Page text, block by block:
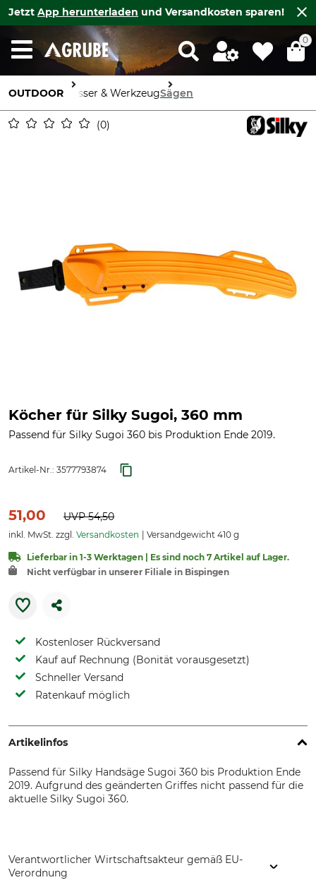
Jetzt App herunterladen und Versandkosten sparen!
0
OUTDOOR Messer & WerkzeugSägen
0
Köcher für Silky Sugoi, 360 mm
Passend für Silky Sugoi 360 bis Produktion Ende 2019.
Artikel-Nr.: 3577793874
51,00 UVP54,50
inkl. MwSt. zzgl. Versandkosten Versandgewicht 410 g
Lieferbar in 1-3 Werktagen | Es sind noch 7 Artikel auf Lager.
Nicht verfügbar in unserer Filiale in Bispingen
Kostenloser Rückversand
Kauf auf Rechnung (Bonität vorausgesetzt)
Schneller Versand
Ratenkauf möglich
Artikelinfos
Passend für Silky Handsäge Sugoi 360 bis Produktion Ende
2019. Aufgrund des geänderten Griffes nicht passend für die
aktuelle Silky Sugoi 360.
Verantwortlicher Wirtschaftsakteur gemäß EU-
Verordnung